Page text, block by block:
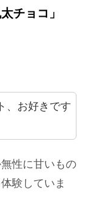
チョコ」
、お好きです
性に甘いもの
験していま